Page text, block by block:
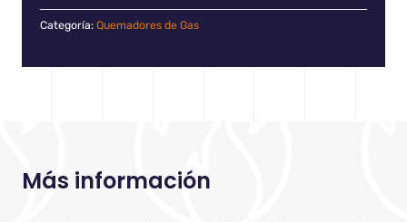
Categoría: Quemadores de Gas
Más información